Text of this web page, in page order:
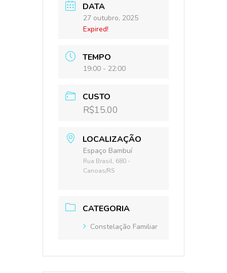
DATA
27 outubro, 2025
Expired!
TEMPO
19:00 - 22:00
CUSTO
R$15.00
LOCALIZAÇÃO
Espaço Bambuí
Rua Brasil, 680 -
Canoas/RS
CATEGORIA
Constelação Familiar